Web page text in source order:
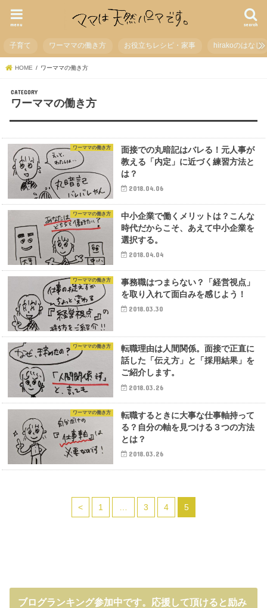
search
menu
子育て ワーママの働き方 お役立ちレシピ・家事 hirakoのはなし
HOME ワーママの働き方
ワーママの働き方
ワーママの働き方
面接での丸暗記はバレる！元人事が
教える「内定」に近づく練習方法と
は？
2018.04.06
ワーママの働き方
中小企業で働くメリットは？こんな
時代だからこそ、あえて中小企業を
選択する。
2018.04.04
ワーママの働き方
事務職はつまらない？「経営視点」
を取り入れて面白みを感じよう！
2018.03.30
ワーママの働き方
転職理由は人間関係。面接で正直に
話した「伝え方」と「採用結果」を
ご紹介します。
2018.03.26
ワーママの働き方
転職するときに大事な仕事軸持って
る？自分の軸を見つける３つの方法
とは？
2018.03.26
< 1 3 4 5
ブログランキング参加中です。応援して頂けると励み